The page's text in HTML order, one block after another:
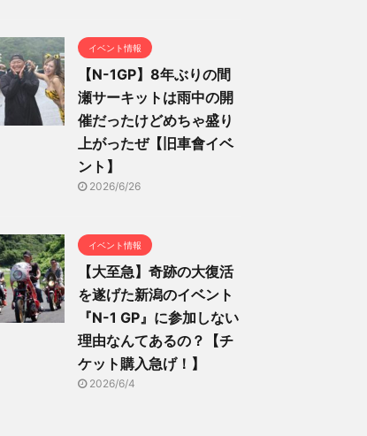
イベント情報
【N-1GP】8年ぶりの間
瀬サーキットは雨中の開
催だったけどめちゃ盛り
上がったぜ【旧車會イベ
ント】
2026/6/26
イベント情報
【大至急】奇跡の大復活
を遂げた新潟のイベント
『N-1 GP』に参加しない
理由なんてあるの？【チ
ケット購入急げ！】
2026/6/4